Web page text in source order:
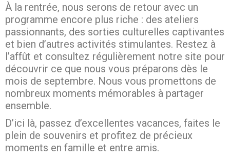
À la rentrée, nous serons de retour avec un
programme encore plus riche : des ateliers
passionnants, des sorties culturelles captivantes
et bien d’autres activités stimulantes. Restez à
l’affût et consultez régulièrement notre site pour
découvrir ce que nous vous préparons dès le
mois de septembre. Nous vous promettons de
nombreux moments mémorables à partager
ensemble.
D’ici là, passez d’excellentes vacances, faites le
plein de souvenirs et profitez de précieux
moments en famille et entre amis.